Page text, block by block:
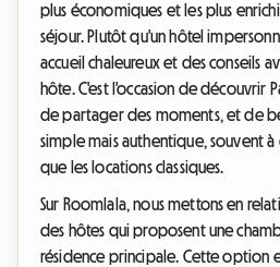
plus économiques et les plus
séjour. Plutôt qu'un hôtel
accueil chaleureux et des conseils
hôte. C'est l'occasion de découvrir
de partager des moments, et de
simple mais authentique, souvent
que les locations classiques.
Sur Roomlala, nous mettons en
des hôtes qui proposent une
résidence principale. Cette option